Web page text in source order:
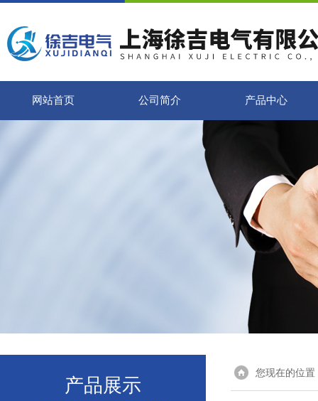
网站首页 公司简介 产品中心
产品展示
您现在的位置